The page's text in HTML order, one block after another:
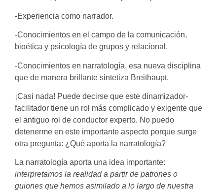
-Experiencia como narrador.
-Conocimientos en el campo de la comunicación,
bioética y psicología de grupos y relacional.
-Conocimientos en narratología, esa nueva disciplina
que de manera brillante sintetiza Breithaupt.
¡Casi nada! Puede decirse que este dinamizador-
facilitador tiene un rol más complicado y exigente que
el antiguo rol de conductor experto. No puedo
detenerme en este importante aspecto porque surge
otra pregunta: ¿Qué aporta la narratología?
La narratología aporta una idea importante:
interpretamos la realidad a partir de patrones o
guiones que hemos asimilado a lo largo de nuestra